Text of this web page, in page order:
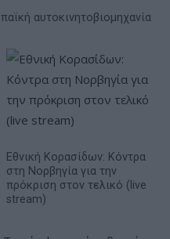
αυτοκινητοβιομηχανία
Εθνική Κορασίδων: Κόντρα
στη Νορβηγία για την
πρόκριση στον τελικό (live
stream)